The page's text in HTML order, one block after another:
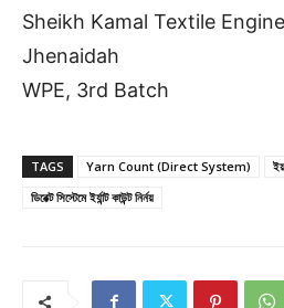
Sheikh Kamal Textile
Jhenaidah
WPE, 3rd Batch
TAGS Yarn Count (Direct System)
ডিরেক্ট সিস্টেমে ইর্যান্ট কাউন্ট নির্নয়